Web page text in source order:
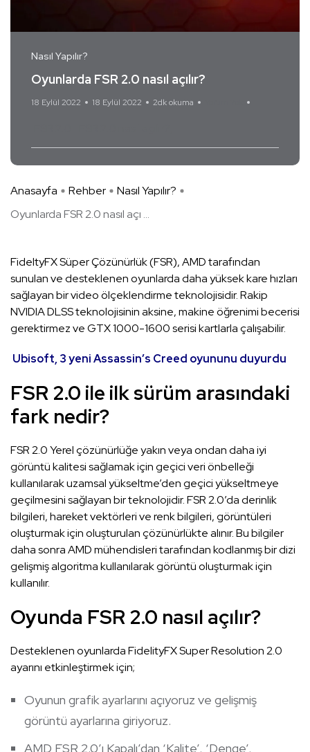
Nasıl Yapılır?
Oyunlarda FSR 2.0 nasıl açılır?
18 Eylül 2022 18 Eylül 2022 2dk okuma
Anasayfa Rehber
Nasıl Yapılır?
Oyunlarda FSR 2.0 nasıl açı ...
FideltyFX Süper Çözünürlük (FSR), AMD tarafından
sunulan ve desteklenen oyunlarda daha yüksek kare hızları
sağlayan bir video ölçeklendirme teknolojisidir. Rakip
NVIDIA DLSS teknolojisinin aksine, makine öğrenimi becerisi
gerektirmez ve GTX 1000-1600 serisi kartlarla çalışabilir.
Ubisoft, 3 yeni Assassin’s Creed oyununu duyurdu
FSR 2.0 ile ilk sürüm arasındaki
fark nedir?
FSR 2.0 Yerel çözünürlüğe yakın veya ondan daha iyi
görüntü kalitesi sağlamak için geçici veri önbelleği
kullanılarak uzamsal yükseltme’den geçici yükseltmeye
geçilmesini sağlayan bir teknolojidir. FSR 2.0’da derinlik
bilgileri, hareket vektörleri ve renk bilgileri, görüntüleri
oluşturmak için oluşturulan çözünürlükte alınır. Bu bilgiler
daha sonra AMD mühendisleri tarafından kodlanmış bir dizi
gelişmiş algoritma kullanılarak görüntü oluşturmak için
kullanılır.
Oyunda FSR 2.0 nasıl açılır?
Desteklenen oyunlarda FidelityFX Super Resolution 2.0
ayarını etkinleştirmek için;
Oyunun grafik ayarlarını açıyoruz ve gelişmiş
görüntü ayarlarına giriyoruz.
AMD FSR 2.0’ı Kapalı’dan ‘Kalite’, ‘Denge’,